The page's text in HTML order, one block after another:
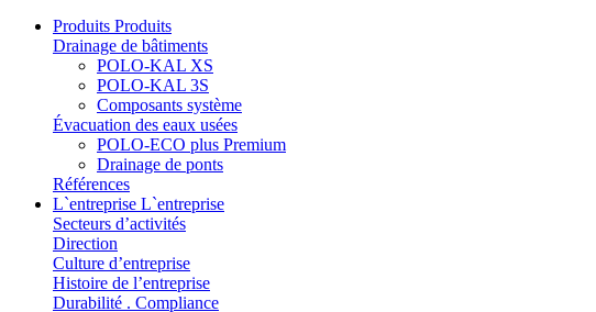
Produits Produits
Drainage de bâtiments
POLO-KAL XS
POLO-KAL 3S
Composants système
Évacuation des eaux usées
POLO-ECO plus Premium
Drainage de ponts
Références
L`entreprise L`entreprise
Secteurs d’activités
Direction
Culture d’entreprise
Histoire de l’entreprise
Durabilité . Compliance